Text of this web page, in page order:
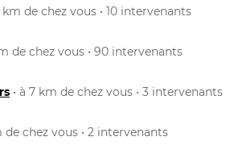
km de chez vous • 10 intervenants
de chez vous • 90 intervenants
• à 7 km de chez vous • 3 intervenants
de chez vous • 2 intervenants